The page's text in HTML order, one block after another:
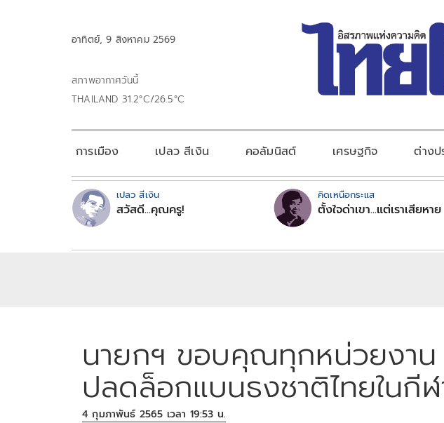
อาทิตย์, 9 สิงหาคม 2569
สภาพอากาศวันนี้
THAILAND 31.2°C/26.5°C
การเมือง เปลว สีเงิน คอลัมนิสต์ เศรษฐกิจ ต่างป
เปลว สีเงิน
สวัสดี...คุณครู!
คิดเหนือกระแส
ตั้งใจด่าเขา...แต่เราเสียหาย
นายกฯ ขอบคุณทุกหน่วยงาน
ปลดล็อกแบนธงชาติไทยในกีฬ
4 กุมภาพันธ์ 2565 เวลา 19:53 น.